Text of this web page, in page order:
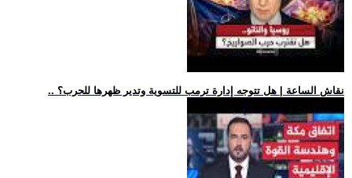
.. نقاش الساعة | هل تتوجه إدارة ترمب للتسوية وتدير ظهرها للحرب؟